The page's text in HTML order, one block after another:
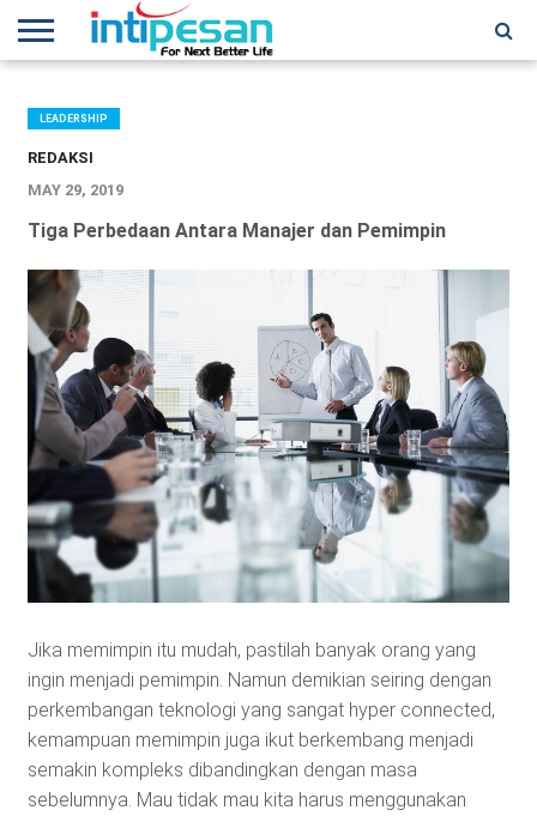
NEWS
CONFERENCES
TRAINING
IPSHOW
EVENT
IP
NETWORK
MORE
LEADERSHIP
REDAKSI
MAY 29, 2019
Tiga Perbedaan Antara Manajer dan Pemimpin
Jika memimpin itu mudah, pastilah banyak orang yang
ingin menjadi pemimpin. Namun demikian seiring dengan
perkembangan teknologi yang sangat hyper connected,
kemampuan memimpin juga ikut berkembang menjadi
semakin kompleks dibandingkan dengan masa
sebelumnya. Mau tidak mau kita harus menggunakan